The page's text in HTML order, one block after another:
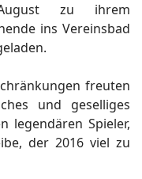
zu ihrem
ins Vereinsbad
freuten
und geselliges
legendären Spieler,
der 2016 viel zu